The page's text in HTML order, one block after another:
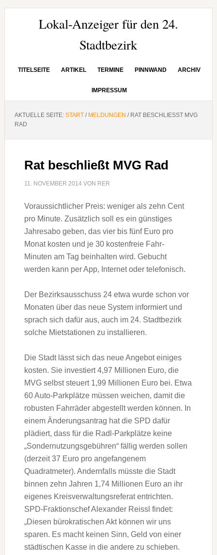
Hauptnavigation
SeitenspalteLokal-Anzeiger für den 24.
Stadtbezirk
TITELSEITE ARTIKEL TERMINE PINNWAND ARCHIV
IMPRESSUM
AKTUELLE SEITE: START / MELDUNGEN /RAT BESCHLIESST MVG R
AD
Rat beschließt MVG Rad
11. NOVEMBER 2014VON RER
Voraussichtlicher Preis: weniger als zehn Cent
pro Minute. Zusätzlich soll es ein günstiges
Jahresabo geben, das vier bis fünf Euro pro
Monat kosten und je 30 kostenfreie Fahr-
Minuten am Tag beinhalten wird. Gebucht
werden kann per App, Internet oder telefonisch.
Der Bezirksausschuss 24 etwa wurde schon vor
Monaten über das neue System informiert und
sprach sich dafür aus, auch im 24. Stadtbezirk
solche Mietstationen zu installieren.
Die Stadt lässt sich das neue Angebot einiges
kosten. Sie investiert 4,97 Millionen Euro, die
MVG selbst steuert 1,99 Millionen Euro bei. Etwa
60 Auto-Parkplätze müssen weichen, damit die
robusten Fahrräder abgestellt werden können. In
einem Änderungsantrag hat die SPD dafür
plädiert, dass für die Radl-Parkplätze keine
„Sondernutzungsgebühren“ fällig werden sollen
(derzeit 37 Euro pro angefangenem
Quadratmeter). Andernfalls müsste die Stadt
binnen zehn Jahren 1,74 Millionen Euro an ihr
eigenes Kreisverwaltungsreferat entrichten.
SPD-Fraktionschef Alexander Reissl findet:
„Diesen bürokratischen Akt können wir uns
sparen. Es macht keinen Sinn, Geld von einer
städtischen Kasse in die andere zu schieben.